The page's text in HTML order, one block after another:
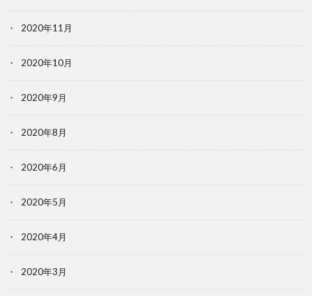
2020年11月
2020年10月
2020年9月
2020年8月
2020年6月
2020年5月
2020年4月
2020年3月